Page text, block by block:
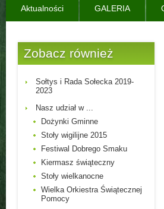
Aktualności GALERIA
Zobacz również
Sołtys i Rada Sołecka 2019-
2023
Nasz udział w ...
Dożynki Gminne
Stoły wigilijne 2015
Festiwal Dobrego Smaku
Kiermasz świąteczny
Stoły wielkanocne
Wielka Orkiestra Świątecznej
Pomocy